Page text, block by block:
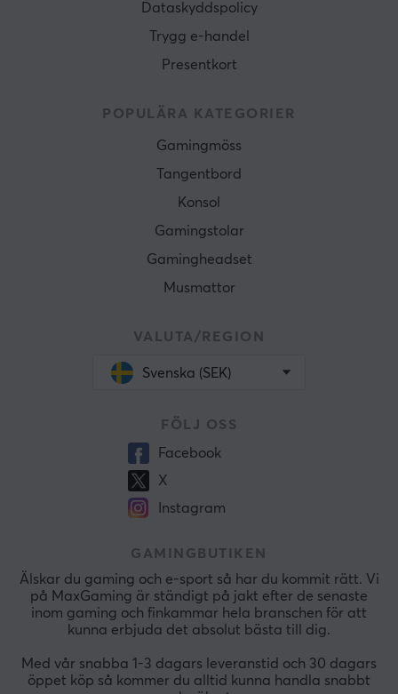
Dataskyddspolicy
Trygg e-handel
Presentkort
POPULÄRA KATEGORIER
Gamingmöss
Tangentbord
Konsol
Gamingstolar
Gamingheadset
Musmattor
VALUTA/REGION
Svenska (SEK)
FÖLJ OSS
Facebook
X
Instagram
GAMINGBUTIKEN
Älskar du gaming och e-sport så har du kommit rätt. Vi
på MaxGaming är ständigt på jakt efter de senaste
inom gaming och finkammar hela branschen för att
kunna erbjuda det absolut bästa till dig.
Med vår snabba 1-3 dagars leveranstid och 30 dagars
öppet köp så kommer du alltid kunna handla snabbt